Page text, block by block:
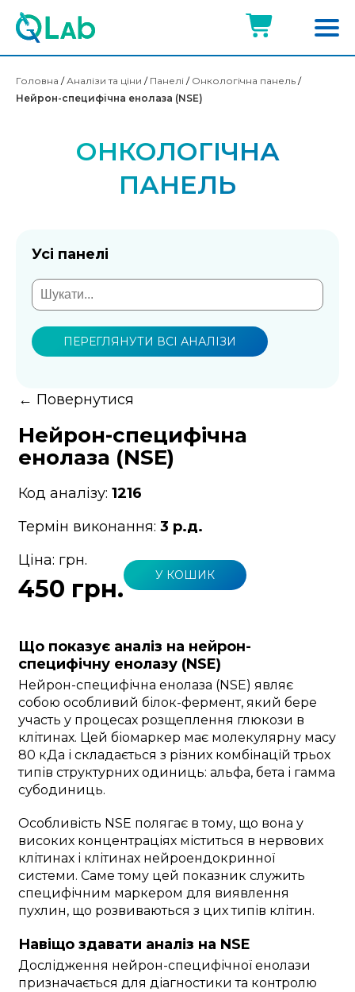
Головна /Аналізи та ціни / Панелі / Онкологічна панель /
Нейрон-специфічна енолаза (NSE)
ОНКОЛОГІЧНА
ПАНЕЛЬ
Усі панелі
ПЕРЕГЛЯНУТИ ВСІ АНАЛІЗИ
← Повернутися
Нейрон-специфічна
енолаза (NSE)
Код аналізу:1216
Термін виконання:3 р.д.
Ціна: грн.
450 грн. У КОШИК
Що показує аналіз на нейрон-
специфічну енолазу (NSE)
Нейрон-специфічна енолаза (NSE) являє
собою особливий білок-фермент, який бере
участь у процесах розщеплення глюкози в
клітинах. Цей біомаркер має молекулярну масу
80 кДа і складається з різних комбінацій трьох
типів структурних одиниць: альфа, бета і гамма
субодиниць.
Особливість NSE полягає в тому, що вона у
високих концентраціях міститься в нервових
клітинах і клітинах нейроендокринної
системи. Саме тому цей показник служить
специфічним маркером для виявлення
пухлин, що розвиваються з цих типів клітин.
Навіщо здавати аналіз на NSE
Дослідження нейрон-специфічної енолази
призначається для діагностики та контролю